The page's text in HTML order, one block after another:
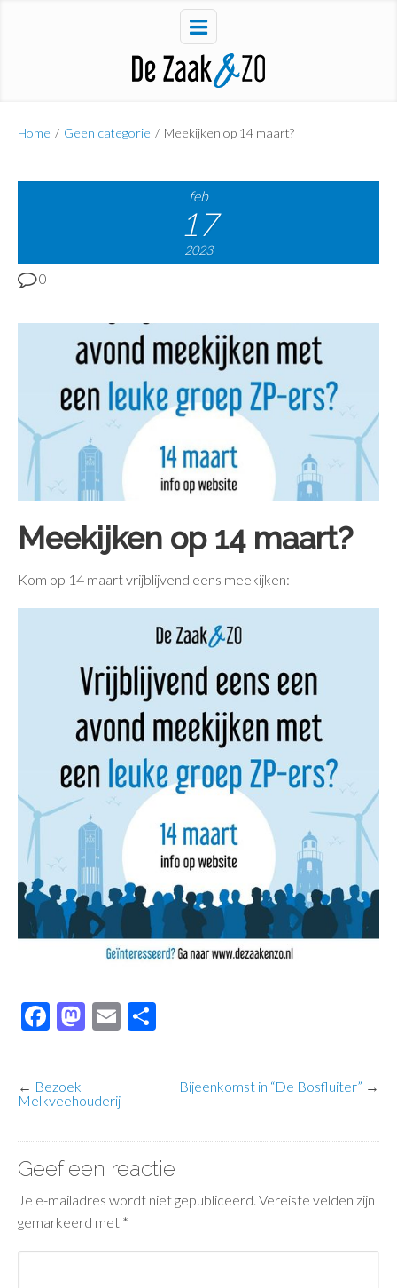
Home / Geen categorie / Meekijken op 14 maart?
feb
17
2023
0
Meekijken op 14 maart?
Kom op 14 maart vrijblijvend eens meekijken:
Facebook
Mastodon
Email
Bijeenkomst in “De Bosfluiter” →
← Bezoek
Melkveehouderij
Geef een reactie
Je e-mailadres wordt niet gepubliceerd. Vereiste velden zijn
gemarkeerd met *